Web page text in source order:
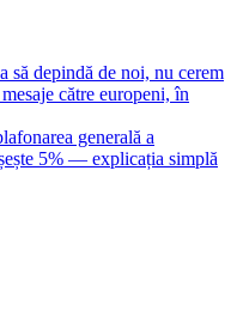
să depindă de noi, nu cerem
către europeni, în
generală a
5% — explicația simplă